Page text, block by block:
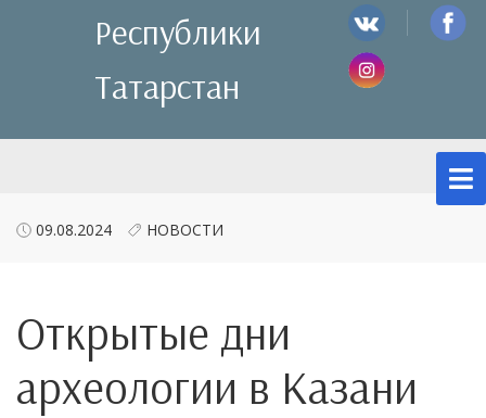
Республики
Татарстан
09.08.2024 НОВОСТИ
Открытые дни
археологии в Казани